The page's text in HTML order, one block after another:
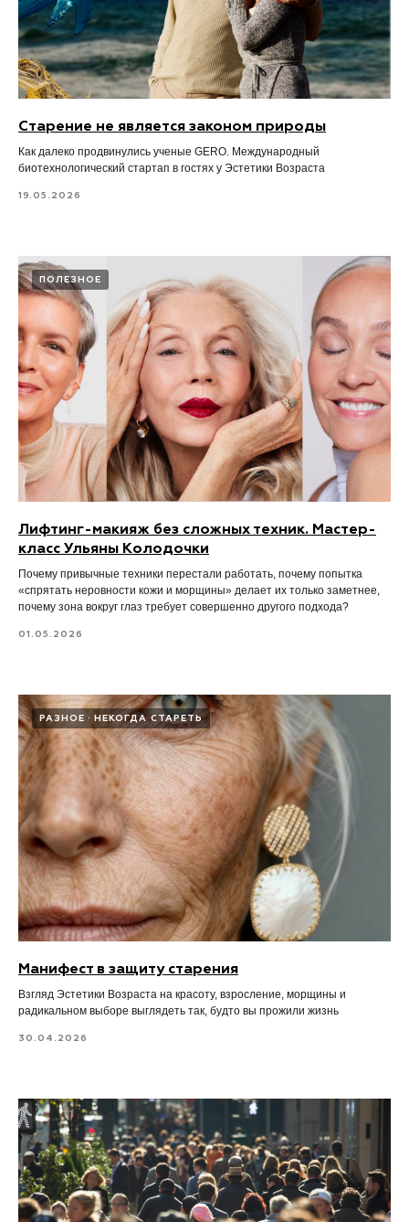
Старение не является законом природы
Как далеко продвинулись ученые GERO. Международный
биотехнологический стартап в гостях у Эстетики Возраста
19.05.2026
ПОЛЕЗНОЕ
Лифтинг-макияж без сложных техник. Мастер-
класс Ульяны Колодочки
Почему привычные техники перестали работать, почему попытка
«спрятать неровности кожи и морщины» делает их только заметнее,
почему зона вокруг глаз требует совершенно другого подхода?
01.05.2026
РАЗНОЕ НЕКОГДА СТАРЕТЬ
Манифест в защиту старения
Взгляд Эстетики Возраста на красоту, взросление, морщины и
радикальном выборе выглядеть так, будто вы прожили жизнь
30.04.2026